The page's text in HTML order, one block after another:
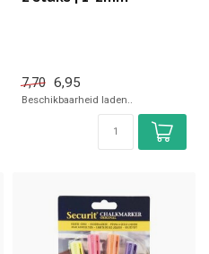
7,70 6,95
Beschikbaarheid laden..